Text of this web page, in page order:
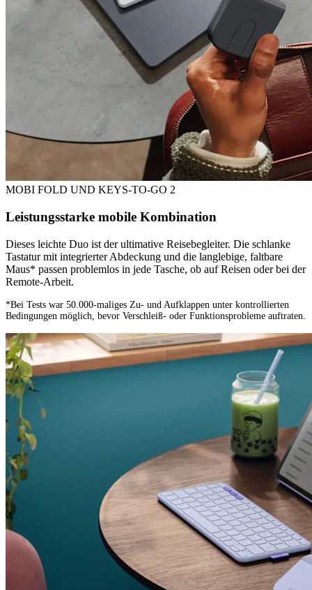
MOBI FOLD UND KEYS-TO-GO 2
Leistungsstarke mobile Kombination
Dieses leichte Duo ist der ultimative Reisebegleiter. Die schlanke
Tastatur mit integrierter Abdeckung und die langlebige, faltbare
Maus* passen problemlos in jede Tasche, ob auf Reisen oder bei der
Remote-Arbeit.
*Bei Tests war 50.000-maliges Zu- und Aufklappen unter kontrollierten
Bedingungen möglich, bevor Verschleiß- oder Funktionsprobleme auftraten.